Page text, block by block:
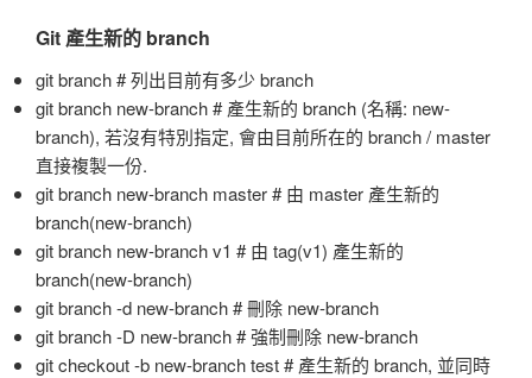
Git 產生新的 branch
git branch # 列出目前有多少 branch
git branch new-branch # 產生新的 branch (名稱: new-
branch), 若沒有特別指定, 會由目前所在的 branch / master
直接複製一份.
git branch new-branch master # 由 master 產生新的
branch(new-branch)
git branch new-branch v1 # 由 tag(v1) 產生新的
branch(new-branch)
git branch -d new-branch # 刪除 new-branch
git branch -D new-branch # 強制刪除 new-branch
git checkout -b new-branch test # 產生新的 branch, 並同時